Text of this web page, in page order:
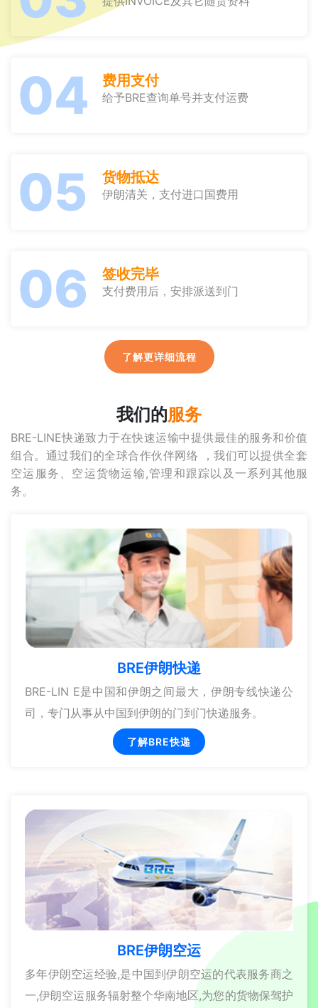
04 费用支付
给予BRE查询单号并支付运费
05 货物抵达
伊朗清关，支付进口国费用
06 签收完毕
支付费用后，安排派送到门
了解更详细流程
我们的服务
BRE-LINE快递致力于在快速运输中提供最佳的服务和价值
组合。通过我们的全球合作伙伴网络 ，我们可以提供全套
空运服务、空运货物运输,管理和跟踪以及一系列其他服
务。
BRE伊朗快递
BRE-LIN E是中国和伊朗之间最大，伊朗专线快递公
司，专门从事从中国到伊朗的门到门快递服务。
了解BRE快递
BRE伊朗空运
多年伊朗空运经验,是中国到伊朗空运的代表服务商之
一,伊朗空运服务辐射整个华南地区,为您的货物保驾护